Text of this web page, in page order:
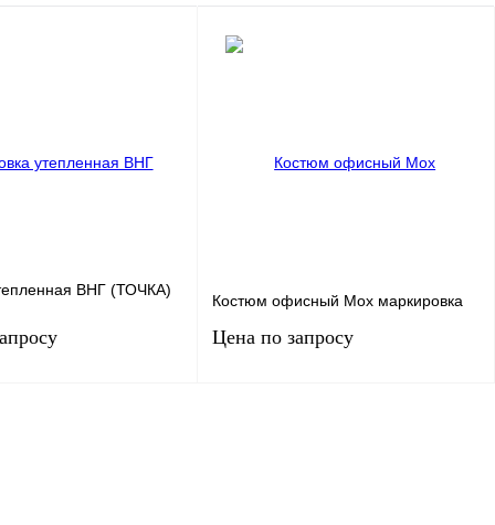
ВНГ (ТОЧКА)
Костюм офисный Мох маркировка
Цена по запросу